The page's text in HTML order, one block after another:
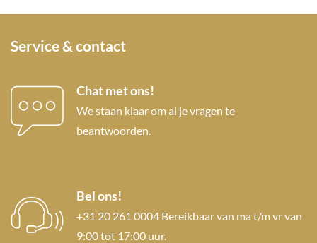
Service & contact
Chat met ons!
We staan klaar om al je vragen te
beantwoorden.
Bel ons!
+31 20 261 0004 Bereikbaar van ma t/m vr van
9:00 tot 17:00 uur.